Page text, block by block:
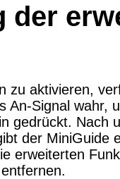
der
zu aktivieren,
An-Signal wahr,
gedrückt. Nach
der MiniGuide
erweiterten